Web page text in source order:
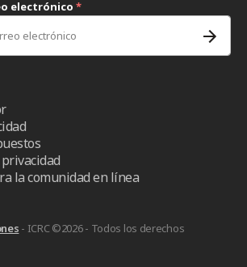
electrónico *
la comunidad en línea
- ICRC ©2026 - Todos los derechos